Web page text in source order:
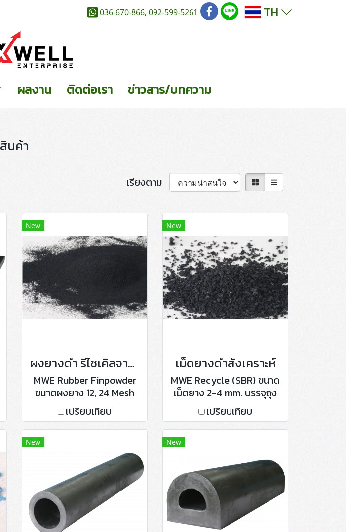
036-670-866, 092-599-5261 TH
ผลงาน ติดต่อเรา
ข่าวสาร/บทความ
สินค้า
เรียงตาม
New
ผงยางดำ รีไซเคิลจากยางล้อรถบรรทุก
MWE Rubber Finpowder
ขนาดผงยาง 12, 24 Mesh
บรรจุถุงละ 25 กิโลกรัมและ
ถุง Bigbag 700 กิโลกรัม
เปรียบเทียบ
New
เม็ดยางดำสังเคราะห์
MWE Recycle (SBR) ขนาด
เม็ดยาง 2-4 mm. บรรจุถุง
ละ 25 กิโลกรัม
เปรียบเทียบ
New New